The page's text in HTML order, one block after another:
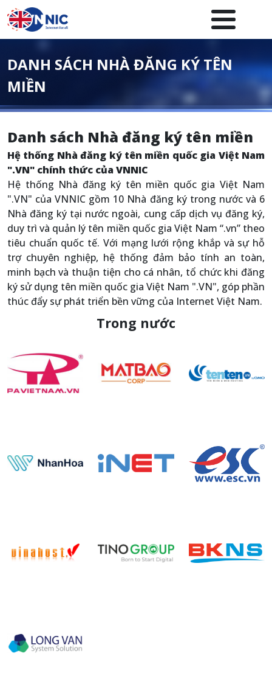
Nhảy đến nội dung
Menuheader của website
DANH SÁCH NHÀ ĐĂNG KÝ TÊN
MIỀN
Danh sách Nhà đăng ký tên miền
Hệ thống Nhà đăng ký tên miền quốc gia Việt Nam
".VN" chính thức của VNNIC
Hệ thống Nhà đăng ký tên miền quốc gia Việt Nam
".VN" của VNNIC gồm 10 Nhà đăng ký trong nước và 6
Nhà đăng ký tại nước ngoài, cung cấp dịch vụ đăng ký,
duy trì và quản lý tên miền quốc gia Việt Nam “.vn” theo
tiêu chuẩn quốc tế. Với mạng lưới rộng khắp và sự hỗ
trợ chuyên nghiệp, hệ thống đảm bảo tính an toàn,
minh bạch và thuận tiện cho cá nhân, tổ chức khi đăng
ký sử dụng tên miền quốc gia Việt Nam ".VN", góp phần
thúc đẩy sự phát triển bền vững của Internet Việt Nam.
Trong nước